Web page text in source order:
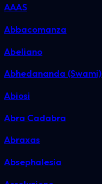
AAAS
Abbacomanza
Abeliano
Abhedananda (Swami)
Abiosi
Abra Cadabra
Abraxas
Absephalesia